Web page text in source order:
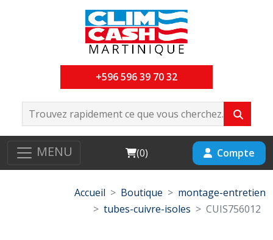
+596 596 39 70 32
MENU Cart
(0) Compte
Accueil Boutique
montage-entretien
tubes-cuivre-isoles
CUIS756012